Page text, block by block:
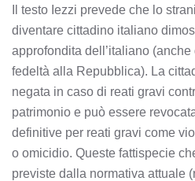
Il testo Iezzi prevede che lo
diventare cittadino italiano
approfondita dell’italiano
fedeltà alla Repubblica). La
negata in caso di reati gravi
patrimonio e può essere
definitive per reati gravi come
o omicidio. Queste fattispecie
previste dalla normativa attuale